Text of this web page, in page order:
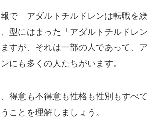
で「アダルトチルドレンは転職を繰
型にはまった「アダルトチルドレン
すが、それは一部の人であって、ア
にも多くの人たちがいます。
得意も不得意も性格も性別もすべて
ことを理解しましょう。